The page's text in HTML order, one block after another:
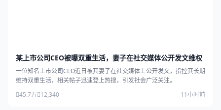
某上市公司CEO被曝双重生活，妻子在社交媒体公开发文维权
一位知名上市公司CEO近日被其妻子在社交媒体上公开发文，指控其长期
维持双重生活，相关帖子迅速登上热搜，引发社会广泛关注。
45.7万 12,340 11小时前